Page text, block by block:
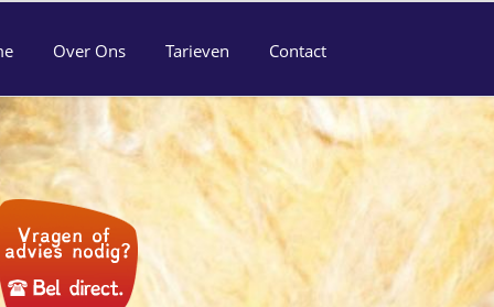
Over Ons Tarieven Contact